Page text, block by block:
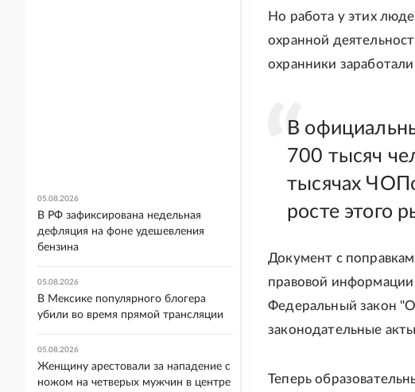
Но работа у этих
охранной
охранники
В
700 тысяч
тысячах
росте этого
Документ с
правовой
Федеральный закон
законодательные
Теперь
05.08.2026
В РФ зафиксирована недельная
дефляция на фоне удешевления
бензина
05.08.2026
В Мексике популярного блогера
убили во время прямой трансляции
05.08.2026
Женщину арестовали за нападение с
ножом на четверых мужчин в центре